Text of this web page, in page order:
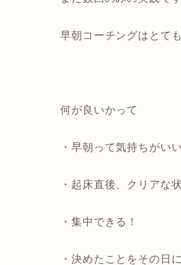
早朝コーチングはとて
何が良いかって
・早朝って気持ちがいい
・起床直後、クリアな
・集中できる！
・決めたことをその日